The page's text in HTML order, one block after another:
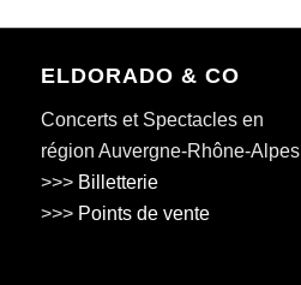
ELDORADO & CO
Concerts et Spectacles en
région Auvergne-Rhône-Alpes
>>> Billetterie
>>> Points de vente